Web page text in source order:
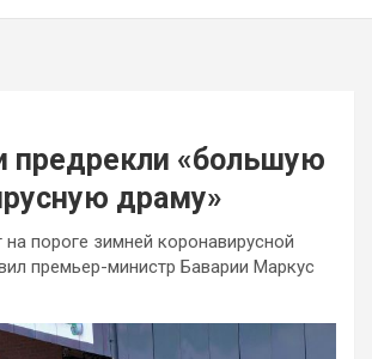
предрекли «большую
драму»
на пороге зимней коронавирусной
премьер-министр Баварии Маркус